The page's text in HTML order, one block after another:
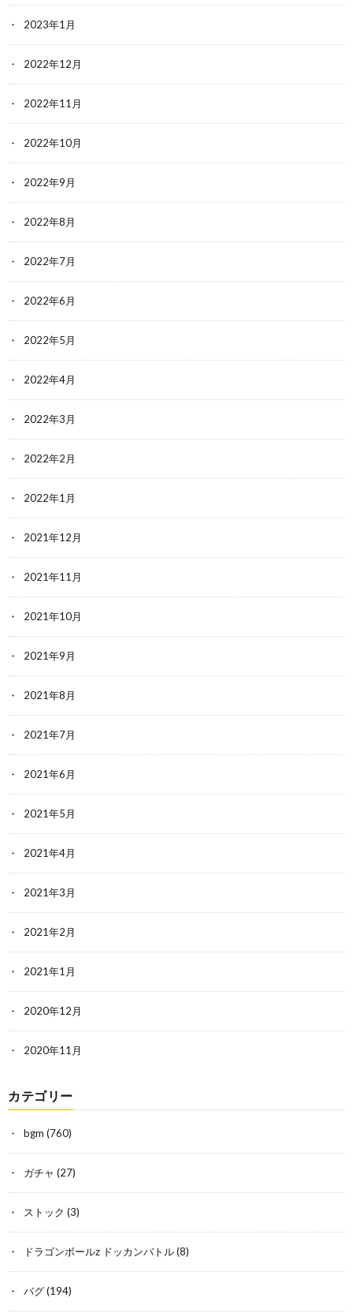
2023年1月
2022年12月
2022年11月
2022年10月
2022年9月
2022年8月
2022年7月
2022年6月
2022年5月
2022年4月
2022年3月
2022年2月
2022年1月
2021年12月
2021年11月
2021年10月
2021年9月
2021年8月
2021年7月
2021年6月
2021年5月
2021年4月
2021年3月
2021年2月
2021年1月
2020年12月
2020年11月
カテゴリー
bgm (760)
ガチャ (27)
ストック (3)
ドラゴンボールz ドッカンバトル(8)
バグ(194)